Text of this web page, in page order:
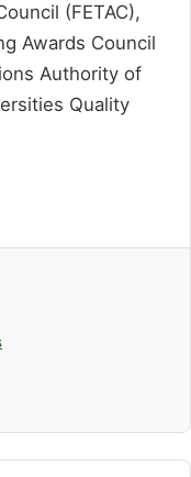
(FETAC),
Awards Council
Authority of
Quality